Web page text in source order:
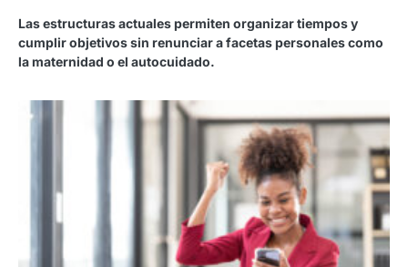
Las estructuras actuales permiten organizar tiempos y
cumplir objetivos sin renunciar a facetas personales como
la maternidad o el autocuidado.